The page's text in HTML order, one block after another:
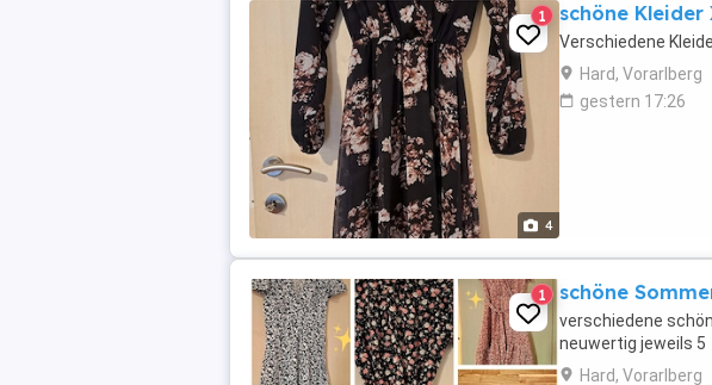
4
1 schöne Kleider
Verschiedene
Hard, Vorarlberg
gestern 17:26
1 schöne
verschiedene
neuwertig jeweils 5
Hard, Vorarlberg